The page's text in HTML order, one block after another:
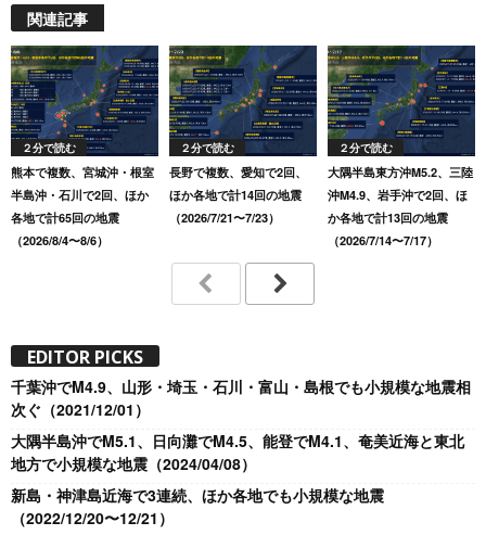
関連記事
２分で読む
熊本で複数、宮城沖・根室
半島沖・石川で2回、ほか
各地で計65回の地震
（2026/8/4〜8/6）
２分で読む
長野で複数、愛知で2回、
ほか各地で計14回の地震
（2026/7/21〜7/23）
２分で読む
大隅半島東方沖M5.2、三陸
沖M4.9、岩手沖で2回、ほ
か各地で計13回の地震
（2026/7/14〜7/17）
EDITOR PICKS
千葉沖でM4.9、山形・埼玉・石川・富山・島根でも小規模な地震相
次ぐ（2021/12/01）
大隅半島沖でM5.1、日向灘でM4.5、能登でM4.1、奄美近海と東北
地方で小規模な地震（2024/04/08）
新島・神津島近海で3連続、ほか各地でも小規模な地震
（2022/12/20〜12/21）